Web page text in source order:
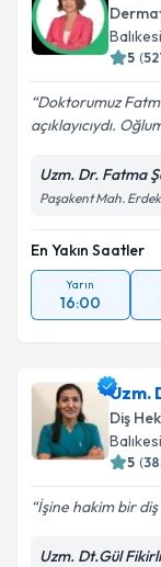
5 (
Doktorumuz
açıklayıcıydı.
Uzm. Dr. Fatma
Paşakent Mah.
En Yakın Saatler
Yarın
16:00
Uzm.
Diş
5 (
İşine hakim bir
Uzm. Dt.Gül